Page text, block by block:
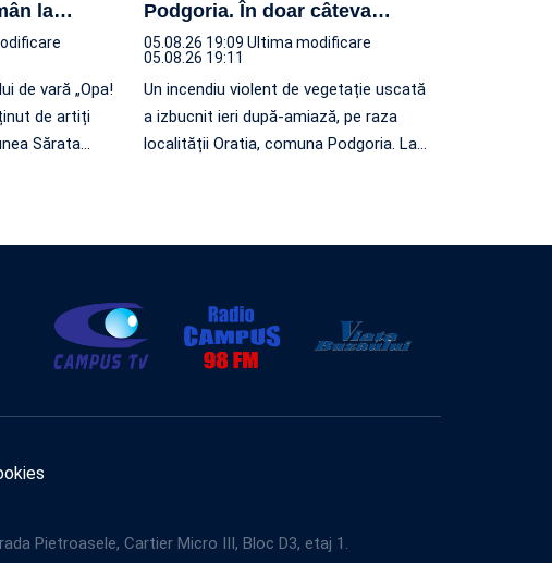
la…
de vară „Opa!
de artiți
Sărata…
Podgoria. În doar câteva…
05.08.26 19:09 Ultima modificare
05.08.26 19:11
Un incendiu violent de vegetație uscată
a izbucnit ieri după-amiază, pe raza
localității Oratia, comuna Podgoria. La…
Pietroasele, Cartier Micro III, Bloc D3, etaj 1.